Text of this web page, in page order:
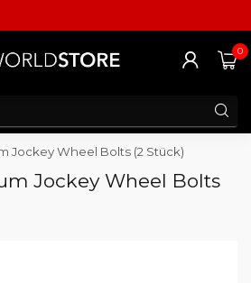
0
Jockey Wheel Bolts (2 Stück)
Jockey Wheel Bolts